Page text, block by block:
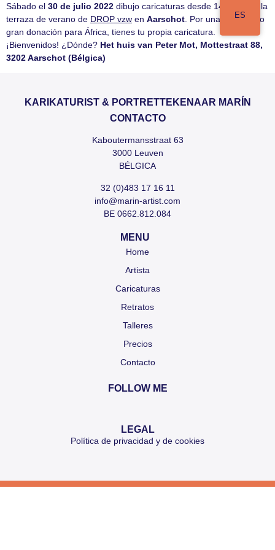
Sábado el 30 de julio 2022 dibujo caricaturas desde 14h-18h en la
terraza de verano de DROP vzw en Aarschot . Por una pequeña o
gran donación para África, tienes tu propia caricatura.
¡Bienvenidos! ¿Dónde? Het huis van Peter Mot, Mottestraat 88,
3202 Aarschot (Bélgica)
KARIKATURIST & PORTRETTEKENAAR MARÍN
CONTACTO
Kaboutermansstraat 63
3000 Leuven
BÉLGICA
32 (0)483 17 16 11
info@marin-artist.com
BE 0662.812.084
MENU
Home
Artista
Caricaturas
Retratos
Talleres
Precios
Contacto
FOLLOW ME
LEGAL
Política de privacidad y de cookies
ES